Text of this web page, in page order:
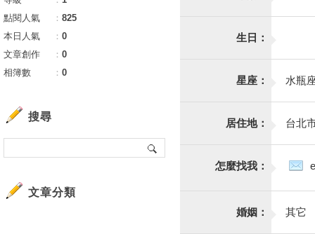
生日：
星座： 水瓶
居住地： 台北
怎麼找我：
婚姻： 其它
點閱人氣
： 825
本日人氣
： 0
文章創作
： 0
相簿數
： 0
搜尋
文章分類